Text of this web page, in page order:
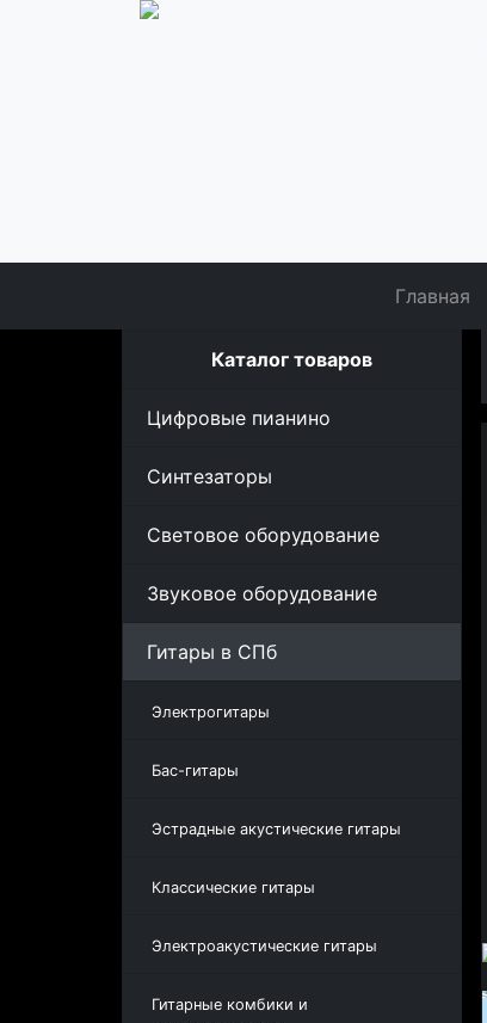
Главная
Каталог товаров
Цифровые пианино
Синтезаторы
Световое оборудование
Звуковое оборудование
Гитары в СПб
Электрогитары
Бас-гитары
Эстрадные акустические гитары
Классические гитары
Электроакустические гитары
Гитарные комбики и